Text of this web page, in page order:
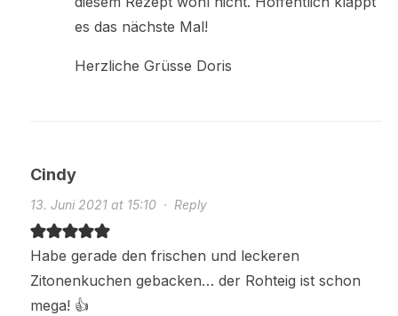
es das nächste Mal!
Herzliche Grüsse Doris
Cindy
13. Juni 2021 at 15:10· Reply
Habe gerade den frischen und leckeren
Zitonenkuchen gebacken… der Rohteig ist schon
mega! 👍